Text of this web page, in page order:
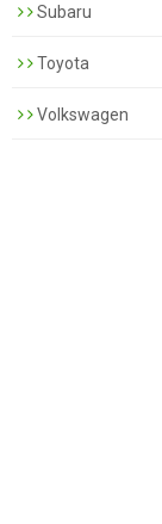
Subaru
Toyota
Volkswagen